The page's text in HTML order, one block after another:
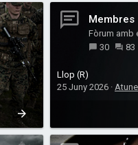
Membres
Fòrum amb
30
83
Llop (R)
25 Juny 2026